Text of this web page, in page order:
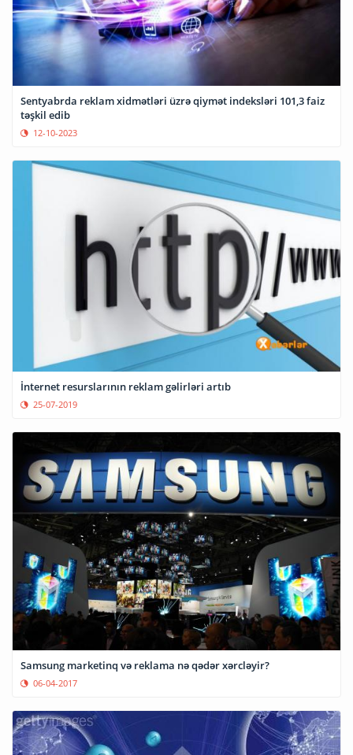
Sentyabrda reklam xidmətləri üzrə qiymət indeksləri 101,3 faiz
təşkil edib
12-10-2023
İnternet resurslarının reklam gəlirləri artıb
25-07-2019
Samsung marketinq və reklama nə qədər xərcləyir?
06-04-2017